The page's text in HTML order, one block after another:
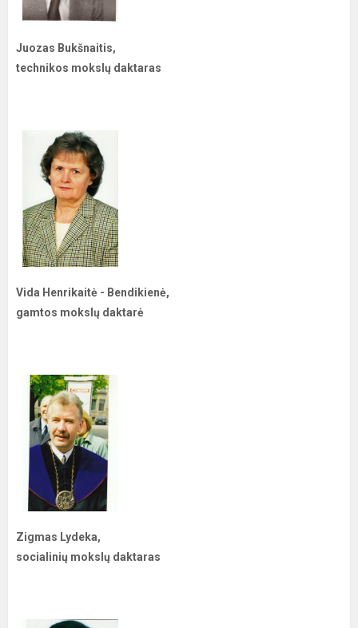
Juozas Bukšnaitis,
technikos mokslų daktaras
Vida Henrikaitė - Bendikienė,
gamtos mokslų daktarė
Zigmas Lydeka,
socialinių mokslų daktaras